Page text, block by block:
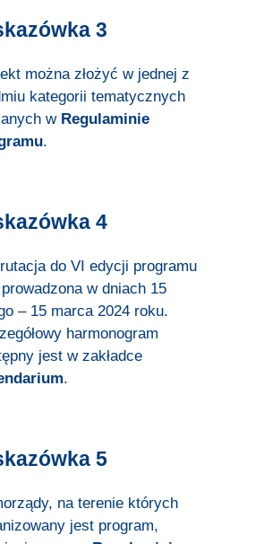
3
można złożyć w jednej z
kategorii tematycznych
w Regulaminie
.
4
do VI edycji programu
w dniach 15
– 15 marca 2024 roku.
harmonogram
jest w zakładce
.
5
na terenie których
jest program,